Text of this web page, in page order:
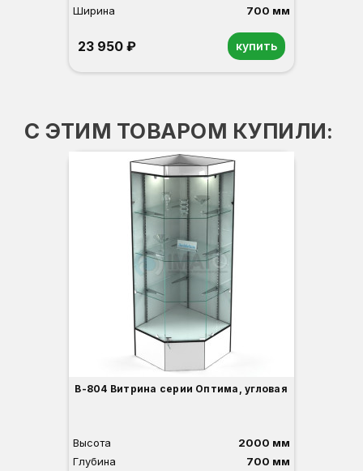
Ширина
700 мм
23 950 ₽ купить
С ЭТИМ ТОВАРОМ КУПИЛИ:
В-804 Витрина серии Оптима, угловая
Высота
2000 мм
Глубина
700 мм